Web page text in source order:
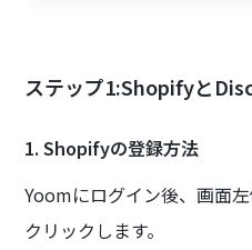
ステップ1:Shopifyと
1. Shopifyの登録方法
Yoomにログイン後、画面
クリックします。